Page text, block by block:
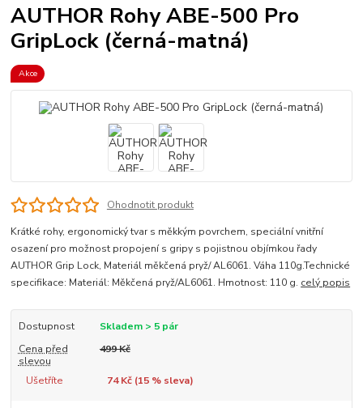
AUTHOR Rohy ABE-500 Pro
GripLock (černá-matná)
Akce
Ohodnotit produkt
Krátké rohy, ergonomický tvar s měkkým povrchem, speciální vnitřní
osazení pro možnost propojení s gripy s pojistnou objímkou řady
AUTHOR Grip Lock, Materiál měkčená pryž/ AL6061. Váha 110g.Technické
specifikace: Materiál: Měkčená pryž/AL6061. Hmotnost: 110 g. celý popis
Dostupnost
Skladem > 5 pár
Cena před
slevou
499 Kč
Ušetříte 74 Kč (15% sleva)